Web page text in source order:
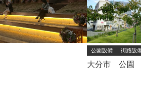
公園設備 街路設
大分市 公園